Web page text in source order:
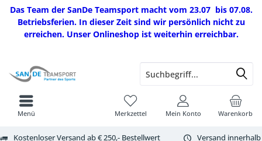
Das Team der SanDe Teamsport macht vom 23.07 bis 07.08.
Betriebsferien. In dieser Zeit sind wir persönlich nicht zu
erreichen. Unser Onlineshop ist weiterhin erreichbar.
Kostenloser Versand ab € 250,- Bestellwert Versand
Warenkorb
Merkzettel Mein Konto
Menü